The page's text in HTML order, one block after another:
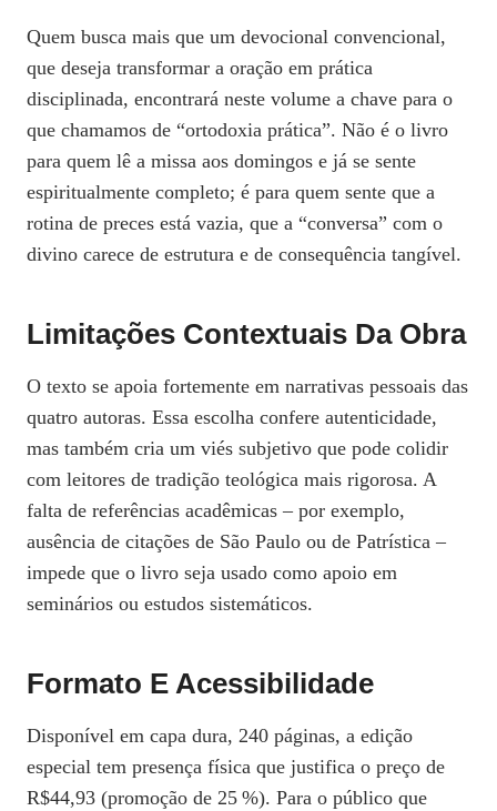
Quem busca mais que um devocional convencional,
que deseja transformar a oração em prática
disciplinada, encontrará neste volume a chave para o
que chamamos de “ortodoxia prática”. Não é o livro
para quem lê a missa aos domingos e já se sente
espiritualmente completo; é para quem sente que a
rotina de preces está vazia, que a “conversa” com o
divino carece de estrutura e de consequência tangível.
Limitações Contextuais Da Obra
O texto se apoia fortemente em narrativas pessoais das
quatro autoras. Essa escolha confere autenticidade,
mas também cria um viés subjetivo que pode colidir
com leitores de tradição teológica mais rigorosa. A
falta de referências acadêmicas – por exemplo,
ausência de citações de São Paulo ou de Patrística –
impede que o livro seja usado como apoio em
seminários ou estudos sistemáticos.
Formato E Acessibilidade
Disponível em capa dura, 240 páginas, a edição
especial tem presença física que justifica o preço de
R$44,93 (promoção de 25 %). Para o público que